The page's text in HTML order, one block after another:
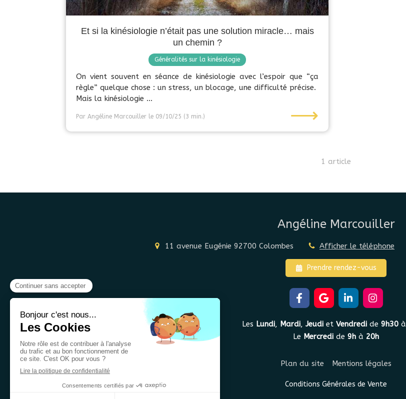
Et si la kinésiologie n’était pas une solution miracle… mais
un chemin ?
Généralités sur la kinésiologie
On vient souvent en séance de kinésiologie avec l’espoir que “ça
règle” quelque chose : un stress, un blocage, une difficulté précise.
Mais la kinésiologie ...
Par Angéline Marcouiller le 09/10/25 (3 min.) ⟶
1 article
Angéline Marcouiller
11 avenue Eugénie 92700 Colombes Afficher le téléphone
Prendre rendez-vous
Les Lundi, Mardi, Jeudiet Vendredide 9h30à
Le Mercredi de 9h à 20h
Plan du site Mentions légales
Conditions Générales de Vente